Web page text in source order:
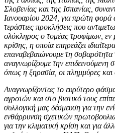
Σλοβενίας και της Ισπανίας,
Ιανουαρίου 2024, για πρώτη φορά
τεράστιες προκλήσεις που
ολόκληρος ο τομέας τροφίμων, εν
κρίσης, η οποία επηρεάζει
επαναβεβαιώνουμε τη σοβαρότητα
αναγνωρίζουμε την επιδεινούμενη
όπως η ξηρασία, οι πλημμύρες και
Αναγνωρίζοντας το ευρύτερο
αγροτών και στο βιοτικό τους
συλλογική μας δέσμευση για την
ενθάρρυνση σχετικών
για την κλιματική κρίση και για